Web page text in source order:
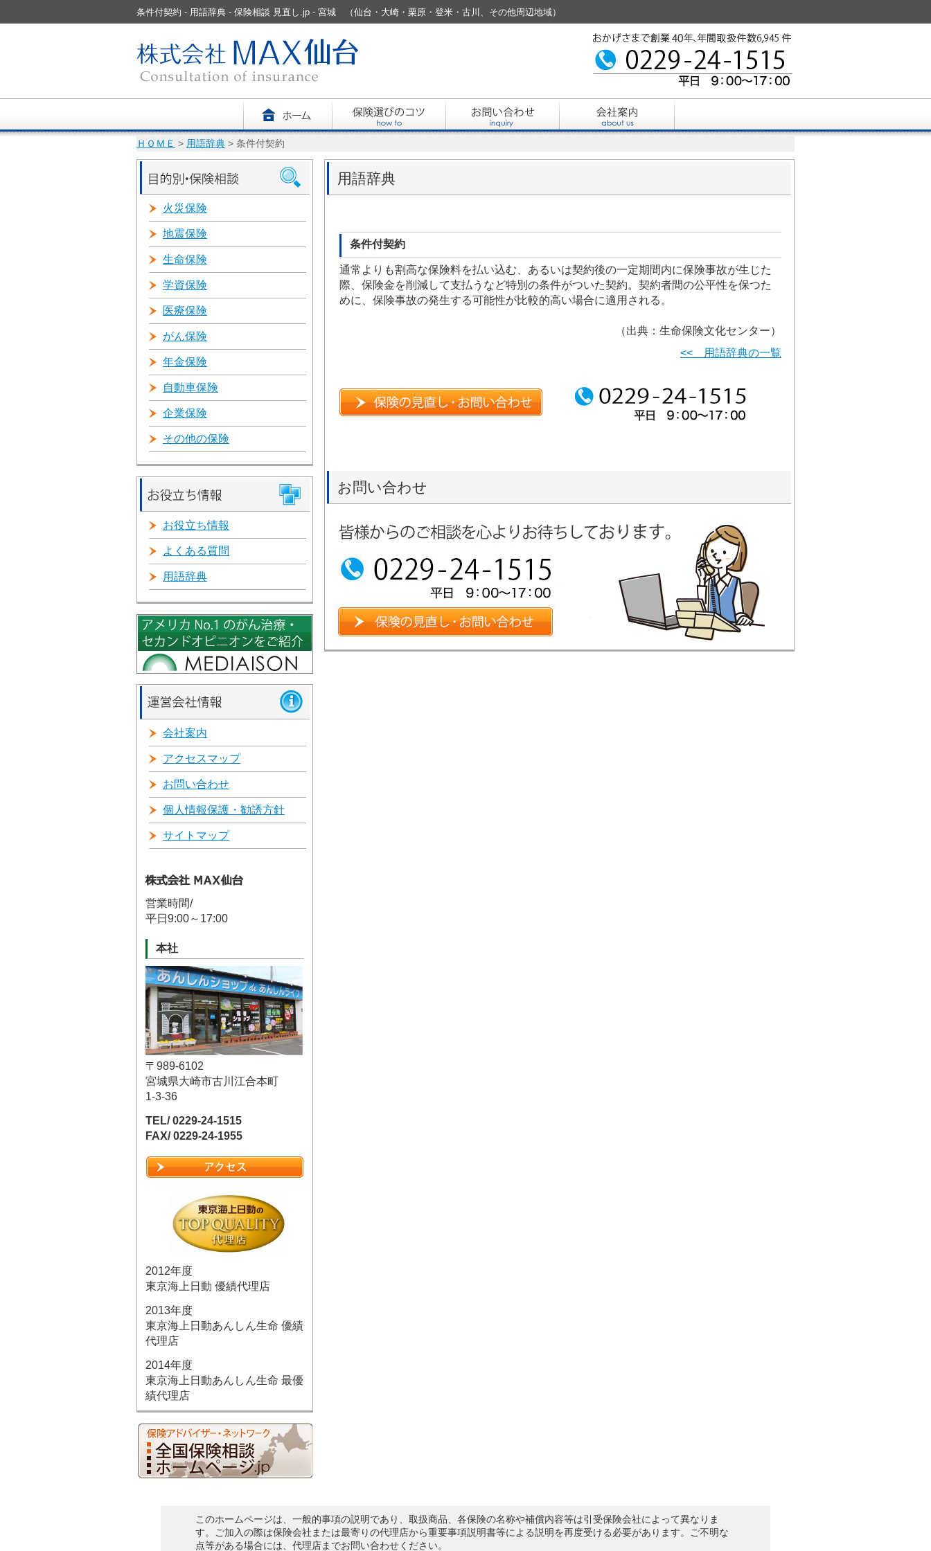
条件付契約 - 用語辞典 - 保険相談 見直し.jp - 宮城 （仙台・大崎・栗原・登米・古川、その他周辺地域）
ＨＯＭＥ > 用語辞典 > 条件付契約
用語辞典
条件付契約
通常よりも割高な保険料を払い込む、あるいは契約後の一定期間内に保険事故が生じた
際、保険金を削減して支払うなど特別の条件がついた契約。契約者間の公平性を保つた
めに、保険事故の発生する可能性が比較的高い場合に適用される。
（出典：生命保険文化センター）
<< 用語辞典の一覧
お問い合わせ
火災保険
地震保険
生命保険
学資保険
医療保険
がん保険
年金保険
自動車保険
企業保険
その他の保険
お役立ち情報
よくある質問
用語辞典
会社案内
アクセスマップ
お問い合わせ
個人情報保護・勧誘方針
サイトマップ
営業時間/
平日9:00～17:00
本社
〒989-6102
宮城県大崎市古川江合本町
1-3-36
TEL/ 0229-24-1515
FAX/ 0229-24-1955
2012年度
東京海上日動 優績代理店
2013年度
東京海上日動あんしん生命 優績
代理店
2014年度
東京海上日動あんしん生命 最優
績代理店
このホームページは、一般的事項の説明であり、取扱商品、各保険の名称や補償内容等は引受保険会社によって異なりま
す。ご加入の際は保険会社または最寄りの代理店から重要事項説明書等による説明を再度受ける必要があります。ご不明な
点等がある場合には、代理店までお問い合わせください。